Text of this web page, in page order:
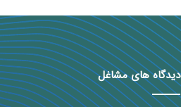
دیدگاه های مشاغل